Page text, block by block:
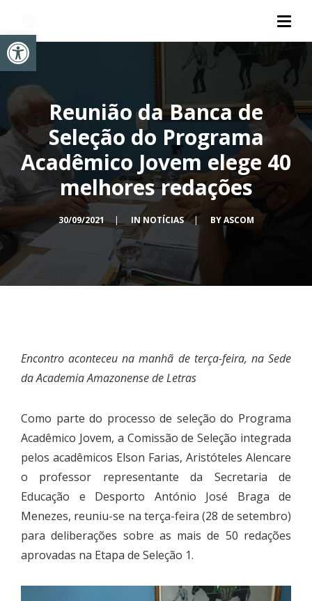
Abrir a barra de ferramentas
Reunião da Banca de
Seleção do Programa
Acadêmico Jovem elege 40
melhores redações
30/09/2021 | INNOTÍCIAS | BYASCOM
Encontro aconteceu na manhã de terça-feira, na Sede
da Academia Amazonense de Letras
Como parte do processo de seleção do Programa
Acadêmico Jovem, a Comissão de Seleção integrada
pelos acadêmicos Elson Farias, Aristóteles Alencare
o professor representante da Secretaria de
Educação e Desporto António José Braga de
Menezes, reuniu-se na terça-feira (28 de setembro)
para deliberações sobre as mais de 50 redações
aprovadas na Etapa de Seleção 1.